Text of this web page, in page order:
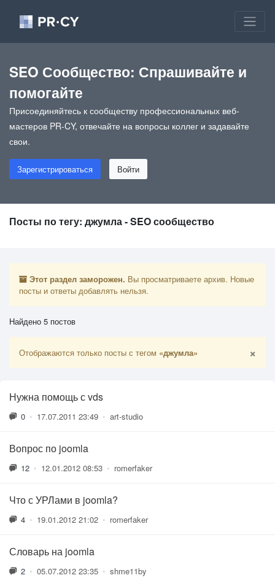
SEO Сообщество: Спрашивайте и
помогайте
Присоединяйтесь к сообществу профессиональных веб-
мастеров PR-CY, отвечайте на вопросы коллег и задавайте
свои.
Зарегистрироваться Войти
Посты по тегу: джумла - SEO сообщество
Этот раздел заморожен. Вы просматриваете архив. Новые
посты и ответы добавлять нельзя.
Найдено 5 постов
Отображаются только посты с тегом «джумла» ×
Нужна помощь с vds
0 • 17.07.2011 23:49 • art-studio
Вопрос по joomla
12 • 12.01.2012 08:53 • romerfaker
Что с УРЛами в joomla?
4 • 19.01.2012 21:02 • romerfaker
Словарь на joomla
2 • 05.07.2012 23:35 • shme11by